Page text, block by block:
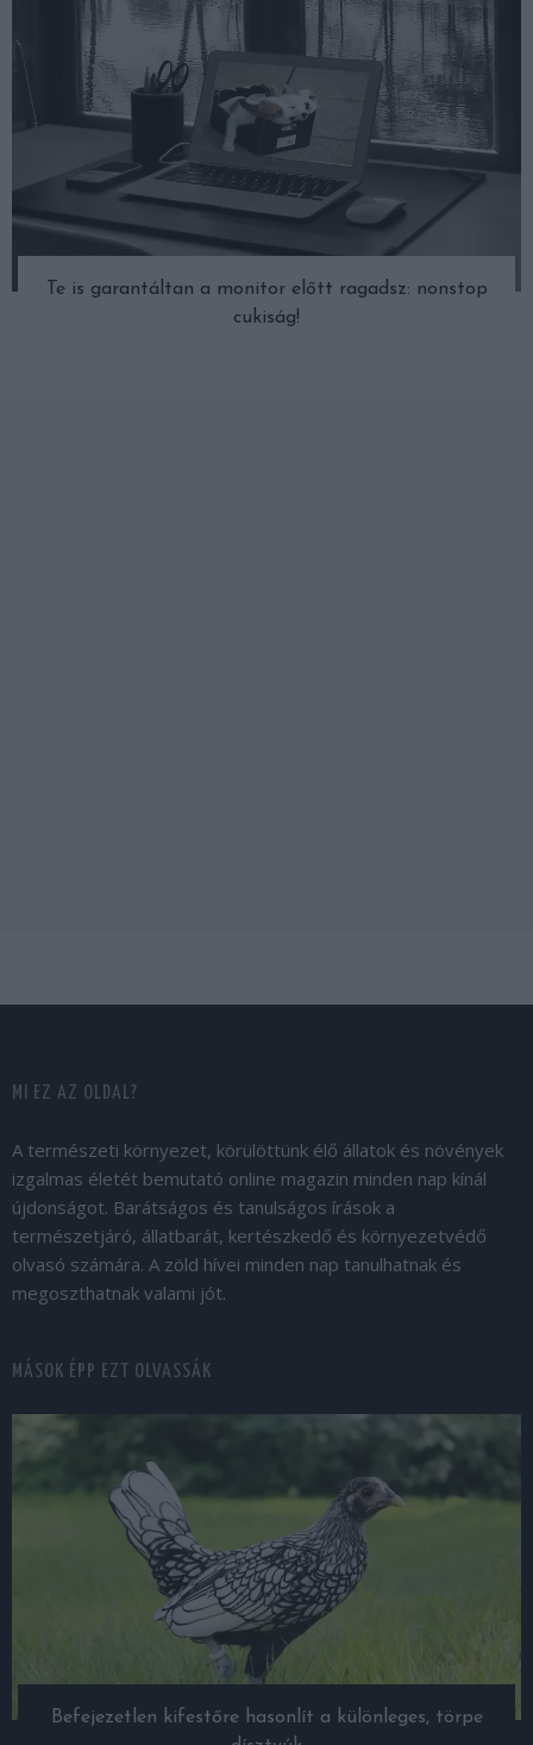
Te is garantáltan a monitor előtt ragadsz: nonstop
cukiság!
MI EZ AZ OLDAL?
A természeti környezet, körülöttünk élő állatok és növények
izgalmas életét bemutató online magazin minden nap kínál
újdonságot. Barátságos és tanulságos írások a
természetjáró, állatbarát, kertészkedő és környezetvédő
olvasó számára. A zöld hívei minden nap tanulhatnak és
megoszthatnak valami jót.
MÁSOK ÉPP EZT OLVASSÁK
Befejezetlen kifestőre hasonlít a különleges, törpe